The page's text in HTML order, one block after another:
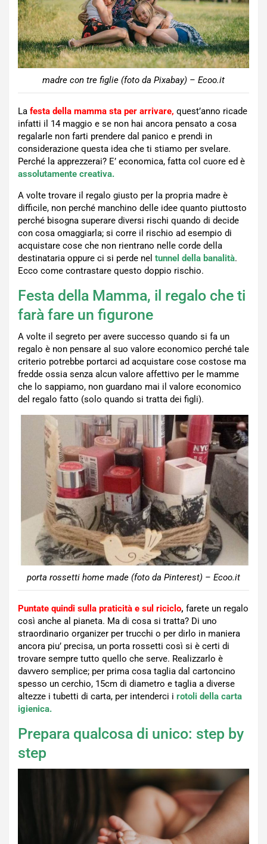
madre con tre figlie (foto da Pixabay) – Ecoo.it
La festa della mamma sta per arrivare, quest’anno ricade
infatti il 14 maggio e se non hai ancora pensato a cosa
regalarle non farti prendere dal panico e prendi in
considerazione questa idea che ti stiamo per svelare.
Perché la apprezzerai? E’ economica, fatta col cuore ed è
assolutamente creativa.
A volte trovare il regalo giusto per la propria madre è
difficile, non perché manchino delle idee quanto piuttosto
perché bisogna superare diversi rischi quando di decide
con cosa omaggiarla; si corre il rischio ad esempio di
acquistare cose che non rientrano nelle corde della
destinataria oppure ci si perde nel tunnel della banalità.
Ecco come contrastare questo doppio rischio.
Festa della Mamma, il regalo che ti
farà fare un figurone
A volte il segreto per avere successo quando si fa un
regalo è non pensare al suo valore economico perché tale
criterio potrebbe portarci ad acquistare cose costose ma
fredde ossia senza alcun valore affettivo per le mamme
che lo sappiamo, non guardano mai il valore economico
del regalo fatto (solo quando si tratta dei figli).
porta rossetti home made (foto da Pinterest) – Ecoo.it
Puntate quindi sulla praticità e sul riciclo, farete un regalo
così anche al pianeta. Ma di cosa si tratta? Di uno
straordinario organizer per trucchi o per dirlo in maniera
ancora piu’ precisa, un porta rossetti così si è certi di
trovare sempre tutto quello che serve. Realizzarlo è
davvero semplice; per prima cosa taglia dal cartoncino
spesso un cerchio, 15cm di diametro e taglia a diverse
altezze i tubetti di carta, per intenderci i rotoli della carta
igienica.
Prepara qualcosa di unico: step by
step